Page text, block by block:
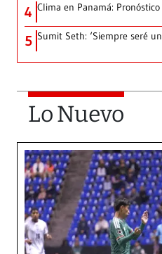
4 Clima en Panamá:
5 Sumit Seth: ‘Siempre seré
Lo Nuevo